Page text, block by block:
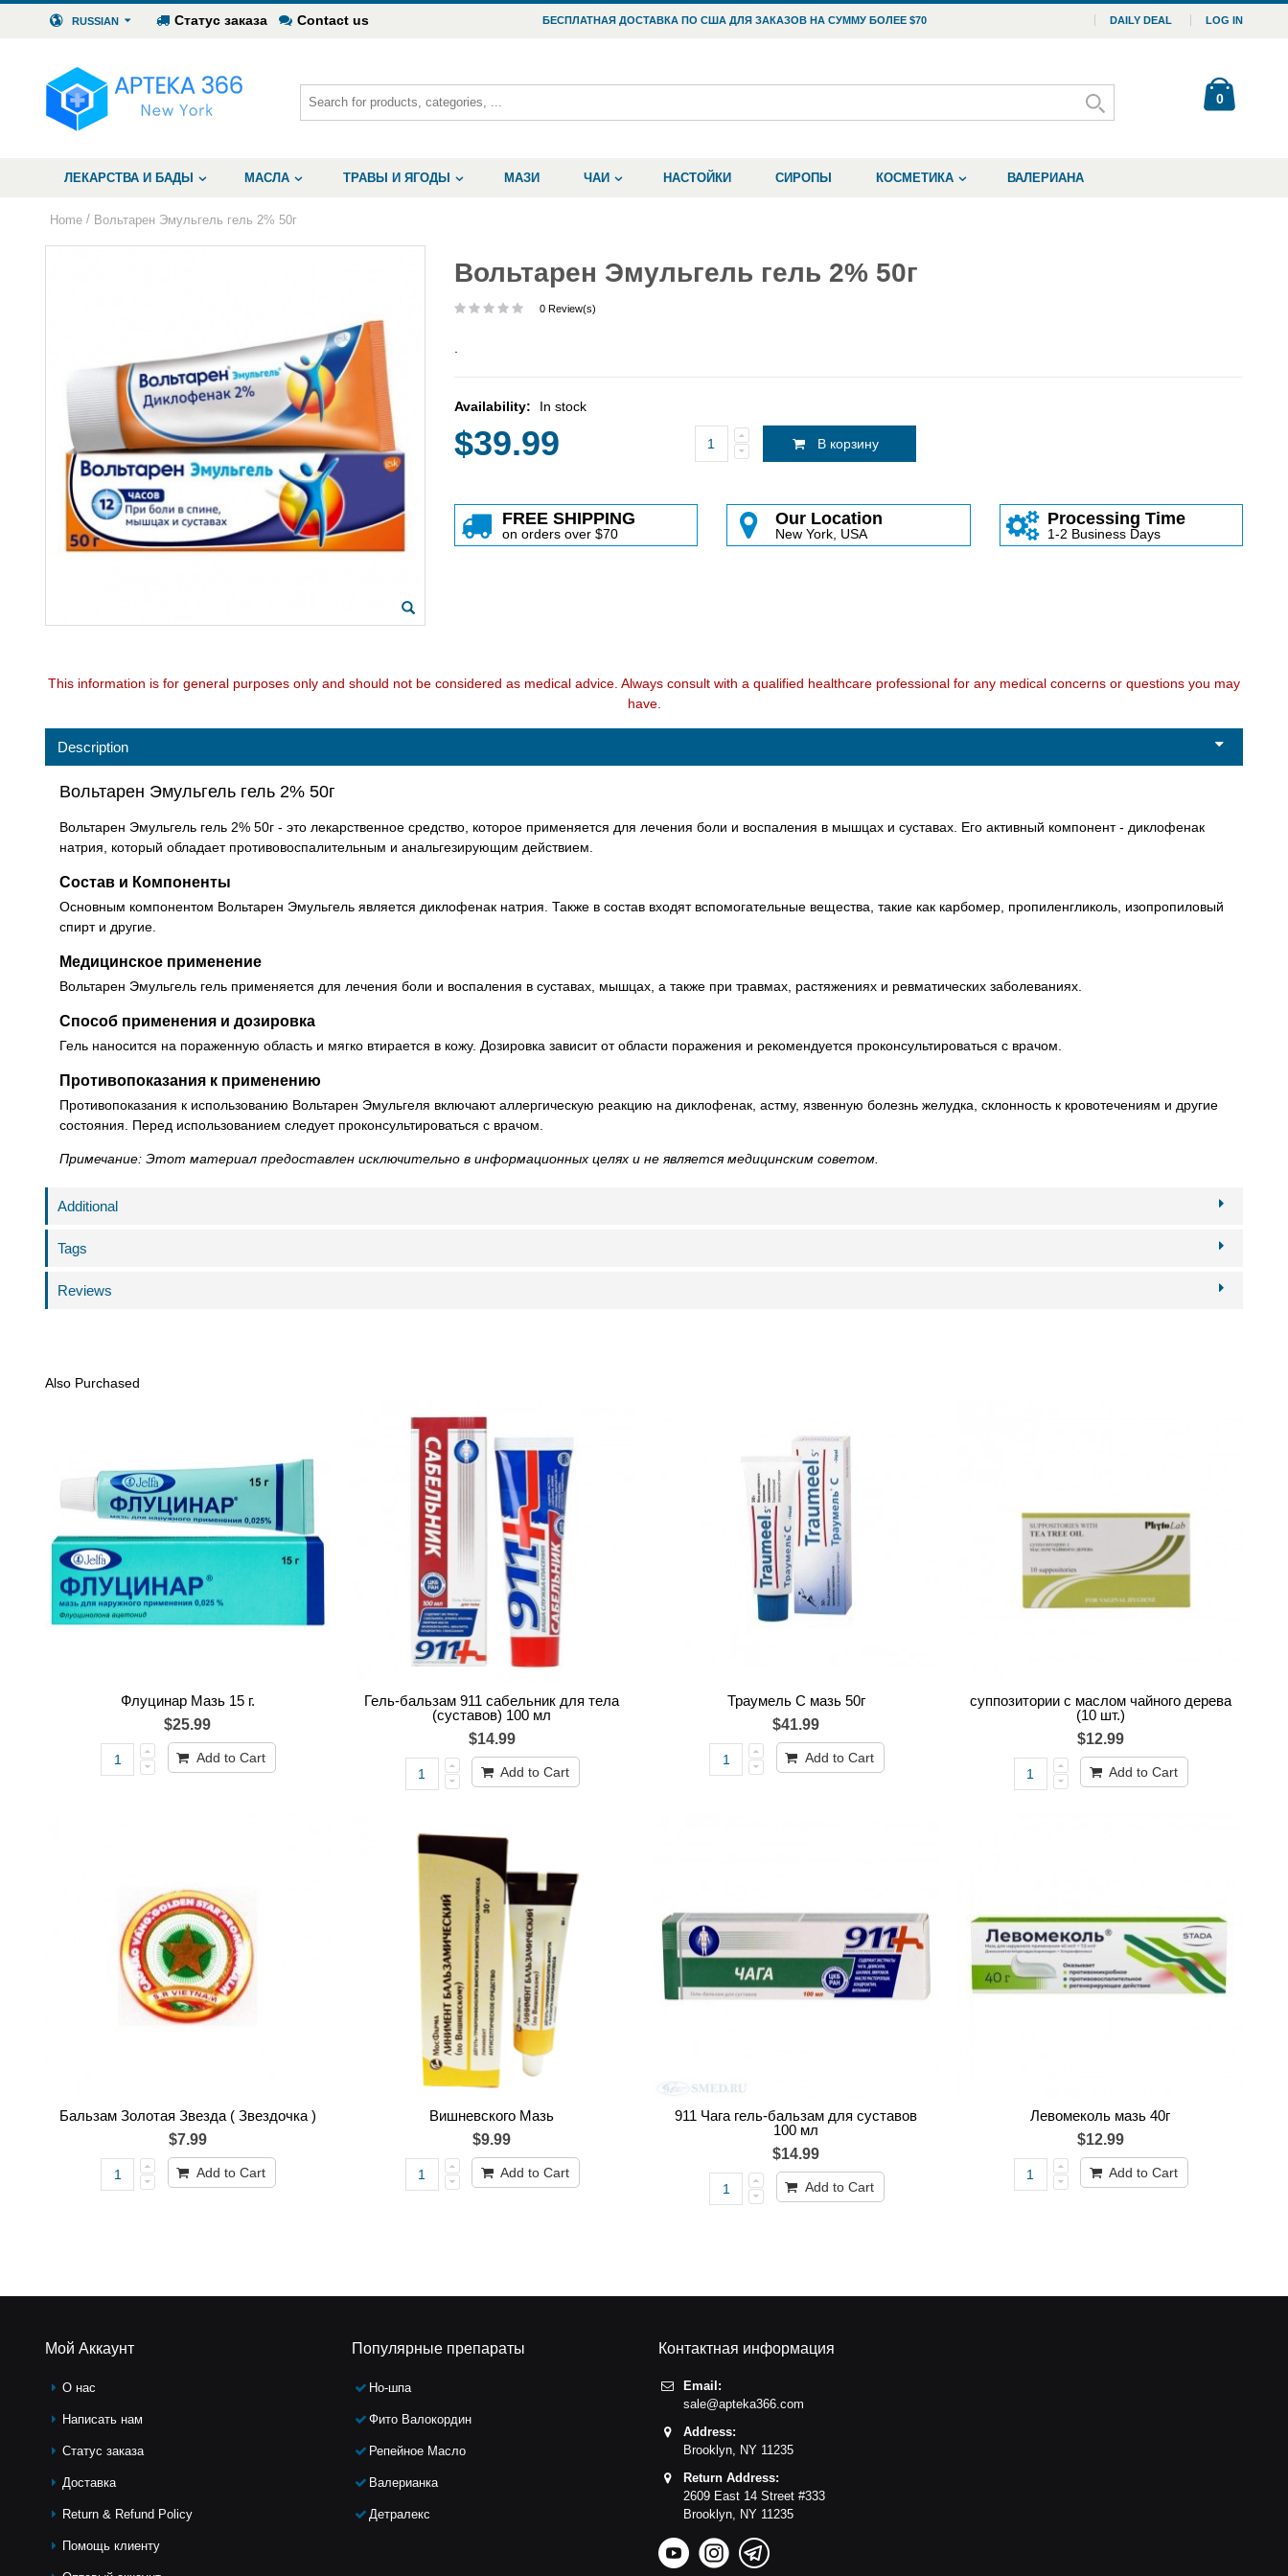
RUSSIAN Статус заказа Contact us DAILY DEAL LOG IN
БЕСПЛАТНАЯ ДОСТАВКА ПО США ДЛЯ ЗАКАЗОВ НА СУММУ БОЛЕЕ $70
0
ЛЕКАРСТВА И БАДЫ МАСЛА ТРАВЫ И ЯГОДЫ МАЗИ ЧАИ НАСТОЙКИ СИРОПЫ КОСМЕТИКА ВАЛЕРИАНА
Home / Вольтарен Эмульгель гель 2% 50г
Вольтарен Эмульгель гель 2% 50г
0 Review(s)
Availability: In stock
$39.99 В корзину
FREE SHIPPING
on orders over $70
Our Location
New York, USA
Processing Time
1-2 Business Days
This information is for general purposes only and should not be considered as medical advice. Always consult with a qualified healthcare professional for any medical concerns or questions you may
have.
Description
Вольтарен Эмульгель гель 2% 50г
Вольтарен Эмульгель гель 2% 50г - это лекарственное средство, которое применяется для лечения боли и воспаления в мышцах и суставах. Его активный компонент - диклофенак
натрия, который обладает противовоспалительным и анальгезирующим действием.
Состав и Компоненты
Основным компонентом Вольтарен Эмульгель является диклофенак натрия. Также в состав входят вспомогательные вещества, такие как карбомер, пропиленгликоль, изопропиловый
спирт и другие.
Медицинское применение
Вольтарен Эмульгель гель применяется для лечения боли и воспаления в суставах, мышцах, а также при травмах, растяжениях и ревматических заболеваниях.
Способ применения и дозировка
Гель наносится на пораженную область и мягко втирается в кожу. Дозировка зависит от области поражения и рекомендуется проконсультироваться с врачом.
Противопоказания к применению
Противопоказания к использованию Вольтарен Эмульгеля включают аллергическую реакцию на диклофенак, астму, язвенную болезнь желудка, склонность к кровотечениям и другие
состояния. Перед использованием следует проконсультироваться с врачом.
Примечание: Этот материал предоставлен исключительно в информационных целях и не является медицинским советом.
Additional
Tags
Reviews
Also Purchased
Флуцинар Мазь 15 г.
$25.99
Add to Cart
Гель-бальзам 911 сабельник для тела
(суставов) 100 мл
$14.99
Add to Cart
Траумель С мазь 50г
$41.99
Add to Cart
суппозитории с маслом чайного дерева
(10 шт.)
$12.99
Add to Cart
Бальзам Золотая Звезда ( Звездочка )
$7.99
Add to Cart
Вишневского Мазь
$9.99
Add to Cart
911 Чага гель-бальзам для суставов
100 мл
$14.99
Add to Cart
Левомеколь мазь 40г
$12.99
Add to Cart
Мой Аккаунт
О нас
Написать нам
Статус заказа
Доставка
Return & Refund Policy
Помощь клиeнту
Популярные препараты
Но-шпа
Фито Валокордин
Репейное Масло
Валерианка
Детралекс
Контактная информация
Email:
sale@apteka366.com
Address:
Brooklyn,
NY 11235
Return Address:
2609 East 14 Street #333
Brooklyn,
NY 11235